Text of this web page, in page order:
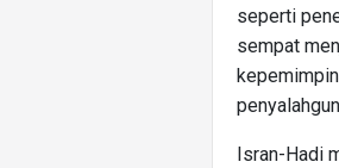
seperti
sempat
Isran-Hadi